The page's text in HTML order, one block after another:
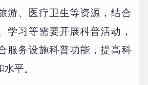
游、医疗卫生等资源，结合
学习等需要开展科普活动，
服务设施科普功能，提高科
平。